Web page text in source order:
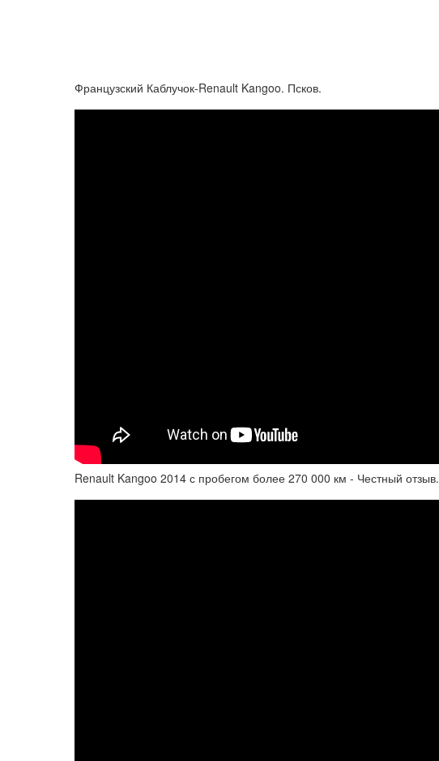
Французский Каблучок-Renault Kangoo. Псков.
Renault Kangoo 2014 с пробегом более 270 000 км - Честный отзыв.